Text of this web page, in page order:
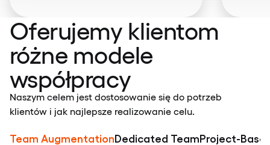
Oferujemy klientom
różne modele
współpracy
Naszym celem jest dostosowanie się do potrzeb
klientów i jak najlepsze realizowanie celu.
Team Augmentation Dedicated Team Project-